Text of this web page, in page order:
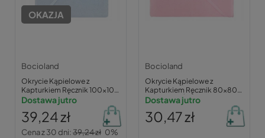
OKAZJA
Bocioland
Okrycie Kąpielowe z
Kapturkiem Ręcznik 100x100
Bawełna NIEBIESKIE
Dostawa jutro
39,24 zł
Cena z 30 dni:39,24 zł 0%
Bocioland
Okrycie Kąpielowe z
Kapturkiem Ręcznik 80x80
Bawełna RÓŻOWE
Dostawa jutro
30,47 zł